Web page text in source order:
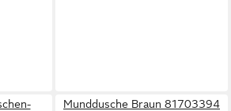
Munddusche Braun 81703394